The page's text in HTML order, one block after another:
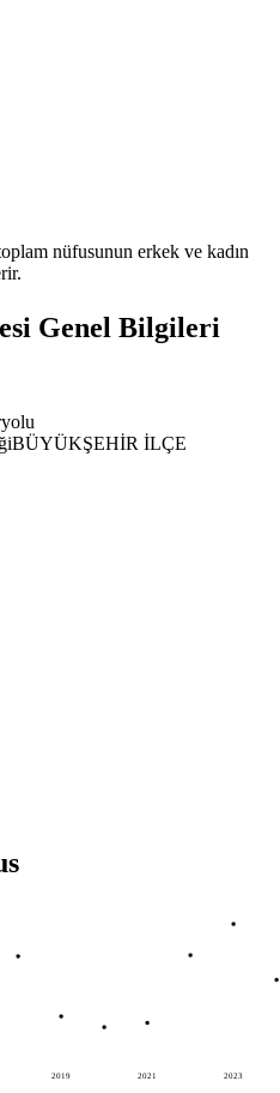
nüfusunun erkek ve kadın
Genel Bilgileri
BÜYÜKŞEHİR İLÇE
2019 2021 2023